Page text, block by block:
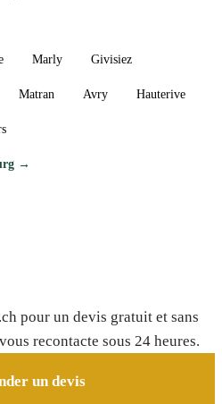
Marly Givisiez
Matran Avry Hauterive
→
pour un devis gratuit et sans
recontacte sous 24 heures.
un devis